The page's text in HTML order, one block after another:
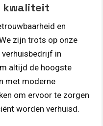
kwaliteit
en
zijn trots op onze
in
altijd de hoogste
met moderne
om ervoor te zorgen
worden verhuisd.